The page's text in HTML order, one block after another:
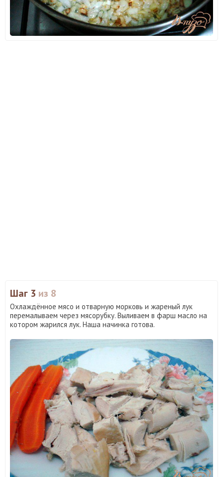
Шаг 3 из 8
Охлаждённое мясо и отварную морковь и жареный лук
перемалываем через мясорубку. Выливаем в фарш масло на
котором жарился лук. Наша начинка готова.